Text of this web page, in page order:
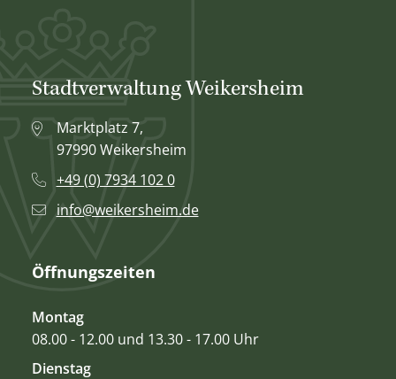
Stadtverwaltung Weikersheim
Marktplatz 7,
97990 Weikersheim
+49 (0) 7934 102 0
info@weikersheim.de
Öffnungszeiten
Montag
08.00 - 12.00 und 13.30 - 17.00 Uhr
Dienstag